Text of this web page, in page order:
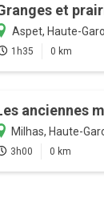
et
Aspet, Haute-
1h35 0 km
anciennes
Milhas, Haute-
3h00 0 km